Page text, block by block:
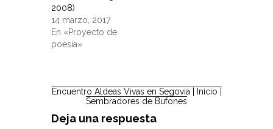
2008)
14 marzo, 2017
En «Proyecto de
poesía»
Encuentro Aldeas Vivas en Segovia | Inicio |
Sembradores de Bufones
Deja una respuesta